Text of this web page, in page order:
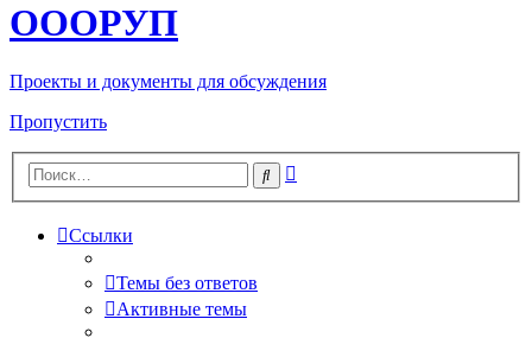
ОООРУП
Проекты и документы для обсуждения
Пропустить
Поиск
Ссылки
Темы без ответов
Активные темы